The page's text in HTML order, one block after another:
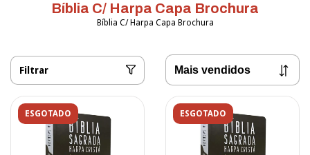
Bíblia C/ Harpa Capa Brochura
Bíblia C/ Harpa Capa Brochura
Filtrar
ESGOTADO ESGOTADO